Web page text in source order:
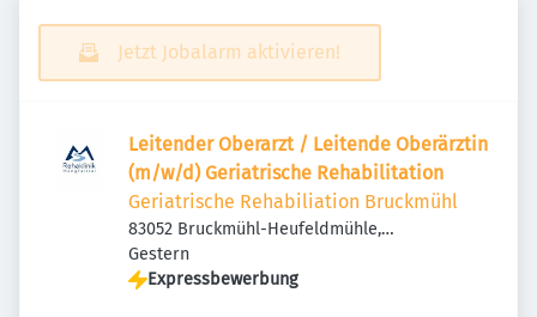
Jetzt Jobalarm aktivieren!
Leitender Oberarzt / Leitende Oberärztin
(m/w/d) Geriatrische Rehabilitation
Geriatrische Rehabiliation Bruckmühl
83052 Bruckmühl-Heufeldmühle,
Deutschland
Veröffentlicht
Gestern
Expressbewerbung